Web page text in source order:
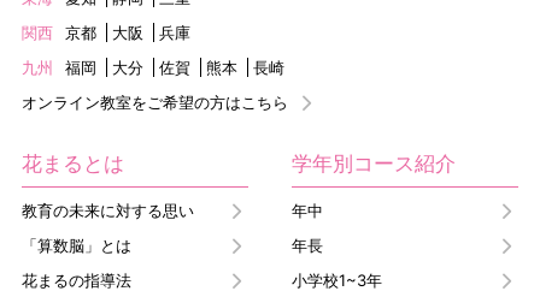
関西
京都 大阪
兵庫
九州
福岡 大分 佐賀 熊本
長崎
オンライン教室をご希望の方はこちら
花まるとは
教育の未来に対する思い
「算数脳」とは
花まるの指導法
学年別コース紹介
年中
年長
小学校1~3年